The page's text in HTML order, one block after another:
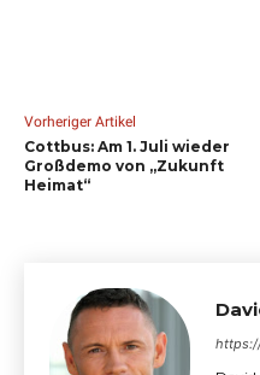
Vorheriger Artikel
Cottbus: Am 1. Juli wieder
Großdemo von „Zukunft
Heimat“